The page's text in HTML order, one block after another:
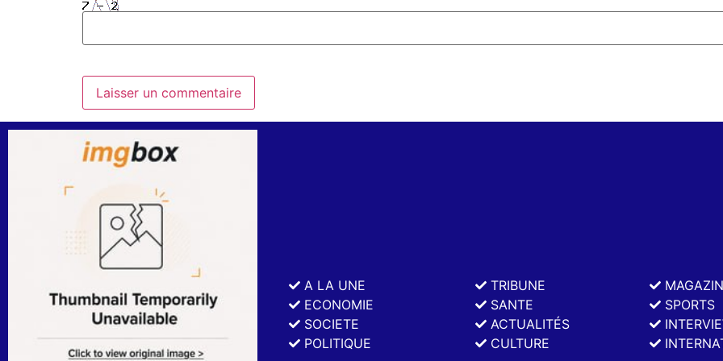
A LA UNE
ECONOMIE
SOCIETE
POLITIQUE
TRIBUNE
SANTE
ACTUALITÉS
CULTURE
SPORTS